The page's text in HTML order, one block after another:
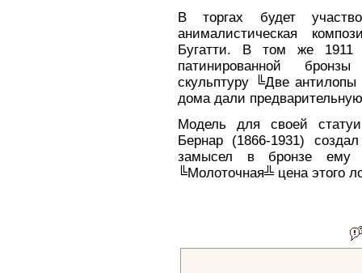
В торгах будет
анималистическая
Бугатти. В том же 1911
патинированной бронзы
скульптуру ╚Две антилопы
дома дали
Модель для своей
Бернар (1866-1931)
замысел в бронзе ему
╚Молоточная╩ цена этого